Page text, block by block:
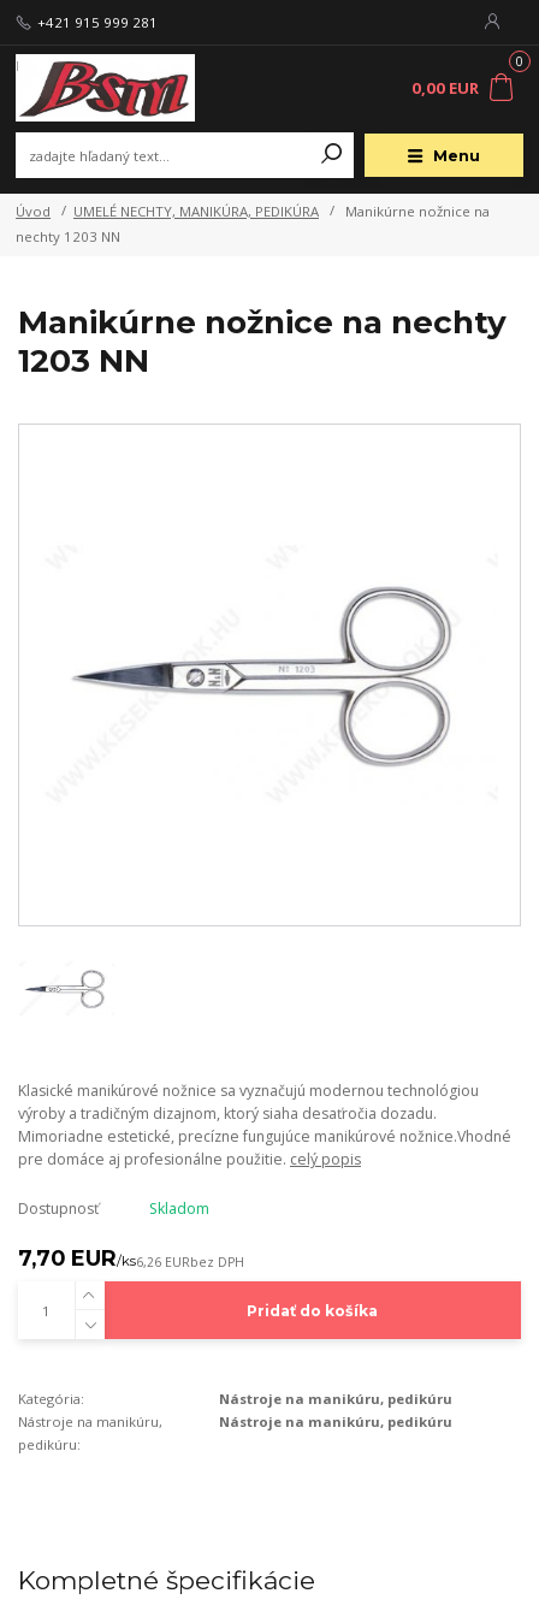
Menu
+421 915 999 281
0
0,00 EUR
Úvod UMELÉ NECHTY, MANIKÚRA, PEDIKÚRA
Manikúrne nožnice na
nechty 1203 NN
Manikúrne nožnice na nechty
1203 NN
Klasické manikúrové nožnice sa vyznačujú modernou technológiou
výroby a tradičným dizajnom, ktorý siaha desaťročia dozadu.
Mimoriadne estetické, precízne fungujúce manikúrové nožnice.Vhodné
pre domáce aj profesionálne použitie. celý popis
Dostupnosť Skladom
7,70 EUR/ks6,26 EURbez DPH
Pridať do košíka
Kategória:
Nástroje na manikúru, pedikúru
Nástroje na manikúru,
pedikúru:
Nástroje na manikúru, pedikúru
Kompletné špecifikácie